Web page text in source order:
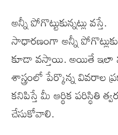
అన్నీ పోగొట్టుకున్నట్లు వస్తే.
సాధారణంగా అన్నీ
కూడా వస్తాయి. అయితే ఇలా
శాస్త్రంలో పేర్కొన్న వివరాల
కనిపిస్తే మీ ఆర్థిక పరిస్థితి
చేసుకోవాలి.